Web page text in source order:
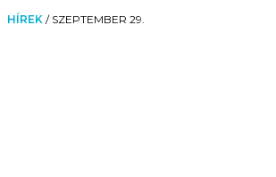
HÍREK / SZEPTEMBER 29.